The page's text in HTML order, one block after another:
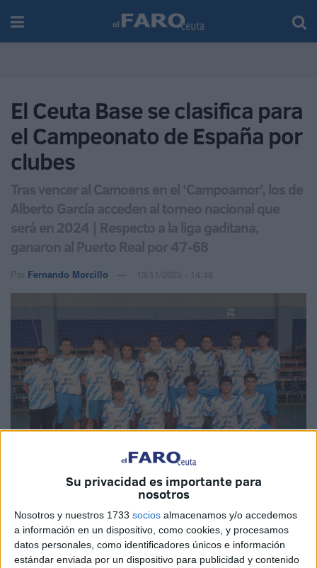
Su privacidad es importante para
nosotros
Nosotros y nuestros 1733 socios almacenamos y/o accedemos
a información en un dispositivo, como cookies, y procesamos
datos personales, como identificadores únicos e información
estándar enviada por un dispositivo para publicidad y contenido
El Ceuta Base se clasifica para
el Campeonato de España por
clubes
Tras vencer al Camoens en el ‘Campoamor’, los de
Alberto García acceden al torneo nacional que
será en 2024 | Respecto a la liga gaditana,
ganaron al Puerto Real por 47-68
Por Fernando Morcillo 13/11/2023 - 14:48
Imagen cedida